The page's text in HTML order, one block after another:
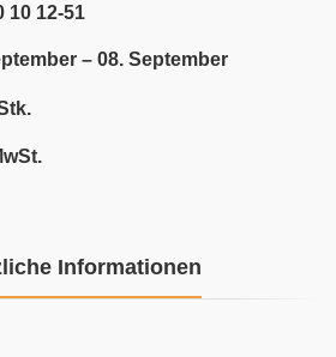
10 12-51
– 08. September
Informationen